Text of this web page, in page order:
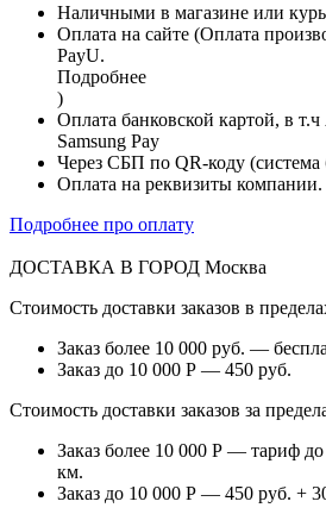
Наличными в магазине или
Оплата на сайте (Оплата
PayU.
Подробнее
)
Оплата банковской картой, в
Samsung Pay
Через СБП по QR-коду
Оплата на реквизиты компании.
Подробнее про оплату
ДОСТАВКА В ГОРОД Москва
Стоимость доставки заказов в
Заказ более 10 000 руб. —
Заказ до 10 000 Р — 450 руб.
Стоимость доставки заказов за
Заказ более 10 000 Р — тариф
км.
Заказ до 10 000 Р — 450 руб. +